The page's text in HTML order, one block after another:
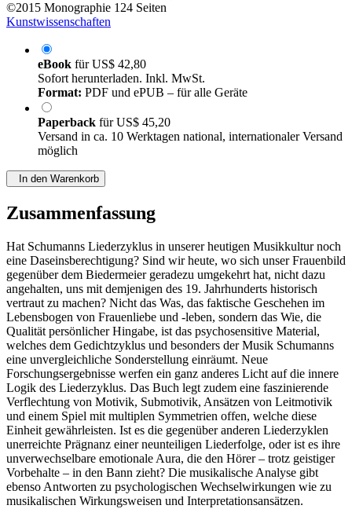
vonHans-Udo Kreuels (Autor:in)
©2015 Monographie
eBookfürUS$ 42,80
Sofort herunterladen. Inkl. MwSt.
Format:
PaperbackfürUS$ 45,20
Versand in ca. 10 Werktagen national, internationaler Versand
Zusammenfassung
Hat Schumanns Liederzyklus in unserer heutigen Musikkultur noch
eine Daseinsberechtigung? Sind wir heute, wo sich unser Frauenbild
gegenüber dem Biedermeier geradezu umgekehrt hat, nicht dazu
angehalten, uns mit demjenigen des 19. Jahrhunderts historisch
vertraut zu machen? Nicht das Was, das faktische Geschehen im
Lebensbogen von Frauenliebe und -leben, sondern das Wie, die
Qualität persönlicher Hingabe, ist das psychosensitive Material,
welches dem Gedichtzyklus und besonders der Musik Schumanns
eine unvergleichliche Sonderstellung einräumt. Neue
Forschungsergebnisse werfen ein ganz anderes Licht auf die innere
Logik des Liederzyklus. Das Buch legt zudem eine faszinierende
Verflechtung von Motivik, Submotivik, Ansätzen von Leitmotivik
und einem Spiel mit multiplen Symmetrien offen, welche diese
Einheit gewährleisten. Ist es die gegenüber anderen Liederzyklen
unerreichte Prägnanz einer neunteiligen Liederfolge, oder ist es ihre
unverwechselbare emotionale Aura, die den Hörer – trotz geistiger
Vorbehalte – in den Bann zieht? Die musikalische Analyse gibt
ebenso Antworten zu psychologischen Wechselwirkungen wie zu